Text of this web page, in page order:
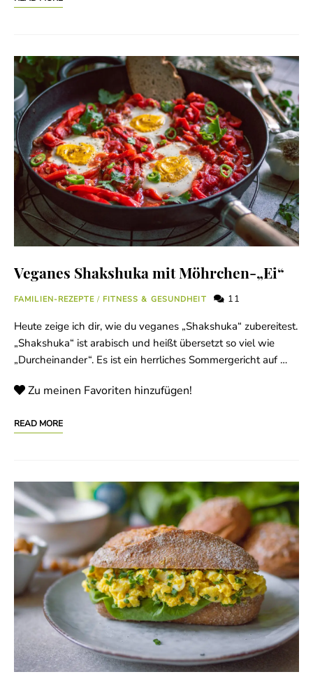
Veganes Shakshuka mit Möhrchen-„Ei“
FAMILIEN-REZEPTE / FITNESS & GESUNDHEIT 11
Heute zeige ich dir, wie du veganes „Shakshuka“ zubereitest.
„Shakshuka“ ist arabisch und heißt übersetzt so viel wie
„Durcheinander“. Es ist ein herrliches Sommergericht auf …
Zu meinen Favoriten hinzufügen!
READ MORE